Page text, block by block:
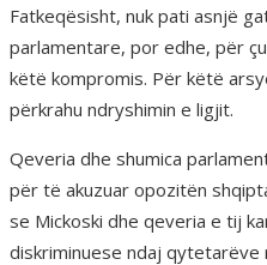
Fatkeqësisht, nuk pati asnjë
parlamentare, por edhe, për
këtë kompromis. Për këtë
përkrahu ndryshimin e ligjit.
Qeveria dhe shumica
për të akuzuar opozitën
se Mickoski dhe qeveria e tij
diskriminuese ndaj